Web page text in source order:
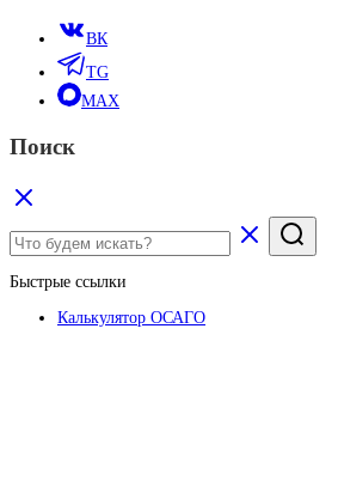
ВК
TG
MAX
Поиск
Быстрые ссылки
Калькулятор ОСАГО